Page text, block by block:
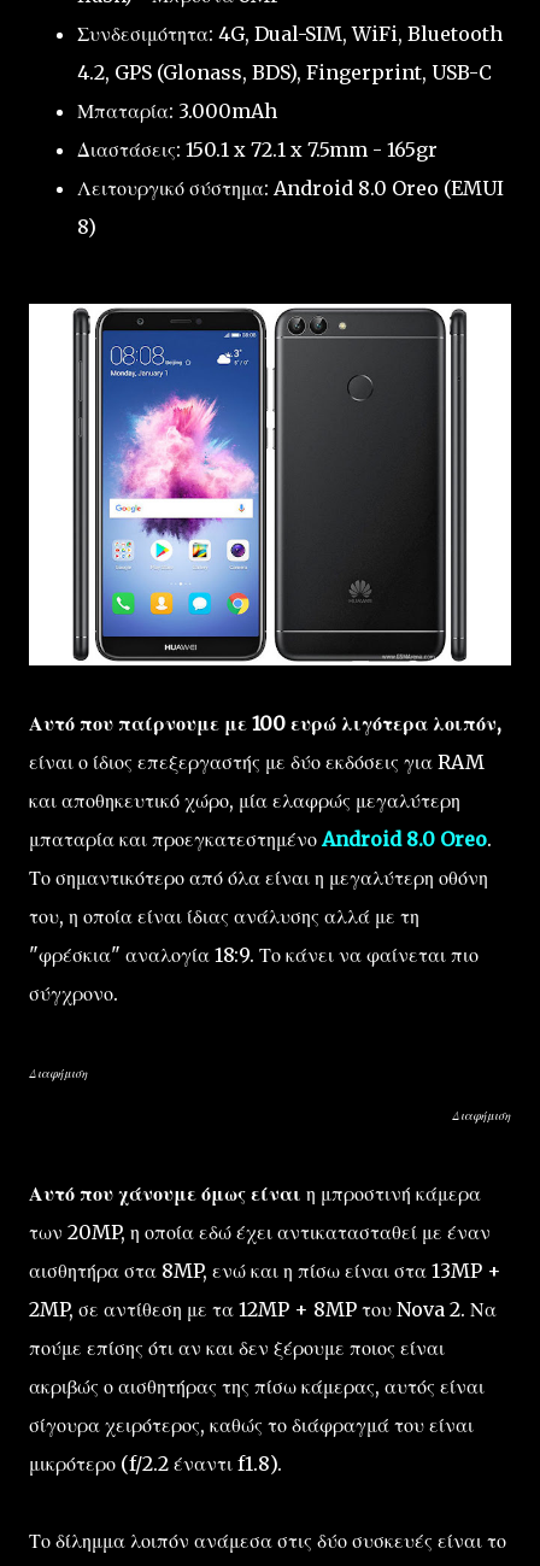
Συνδεσιμότητα: 4G, Dual-SIM, WiFi, Bluetooth
4.2, GPS (Glonass, BDS), Fingerprint, USB-C
Μπαταρία: 3.000mAh
Διαστάσεις: 150.1 x 72.1 x 7.5mm - 165gr
Λειτουργικό σύστημα: Android 8.0 Oreo (EMUI
8)
Αυτό που παίρνουμε με 100 ευρώ λιγότερα λοιπόν,
είναι ο ίδιος επεξεργαστής με δύο εκδόσεις για RAM
και αποθηκευτικό χώρο, μία ελαφρώς μεγαλύτερη
μπαταρία και προεγκατεστημένοAndroid 8.0 Oreo.
Το σημαντικότερο από όλα είναι η μεγαλύτερη οθόνη
του, η οποία είναι ίδιας ανάλυσης αλλά με τη
"φρέσκια" αναλογία 18:9. Το κάνει να φαίνεται πιο
σύγχρονο.
Διαφήμιση
Διαφήμιση
Αυτό που χάνουμε όμως είναι η μπροστινή κάμερα
των 20MP, η οποία εδώ έχει αντικατασταθεί με έναν
αισθητήρα στα 8MP, ενώ και η πίσω είναι στα 13MP +
2MP, σε αντίθεση με τα 12MP + 8MP του Nova 2. Να
πούμε επίσης ότι αν και δεν ξέρουμε ποιος είναι
ακριβώς ο αισθητήρας της πίσω κάμερας, αυτός είναι
σίγουρα χειρότερος, καθώς το διάφραγμά του είναι
μικρότερο (f/2.2 έναντι f1.8).
Το δίλημμα λοιπόν ανάμεσα στις δύο συσκευές είναι το